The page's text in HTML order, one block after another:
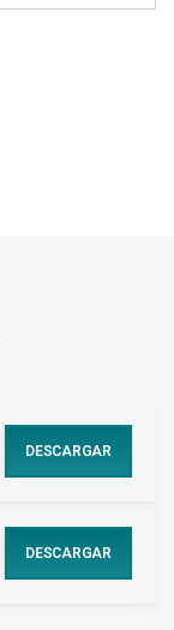
DESCARGAR
DESCARGAR